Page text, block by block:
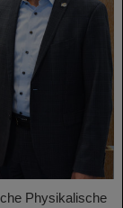
Physikalische